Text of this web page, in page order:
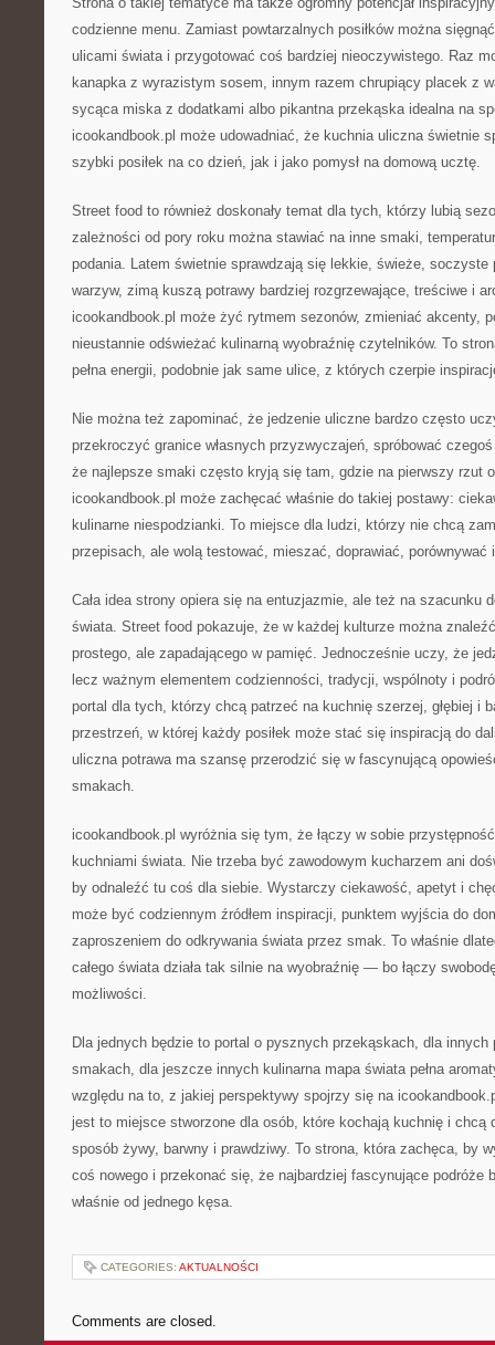
codzienne menu. Zamiast powtarzalnych posiłków można
ulicami świata i przygotować coś bardziej nieoczywistego. Raz
kanapka z wyrazistym sosem, innym razem chrupiący placek z
sycąca miska z dodatkami albo pikantna przekąska idealna na
icookandbook.pl może udowadniać, że kuchnia uliczna świetnie
szybki posiłek na co dzień, jak i jako pomysł na domową ucztę.
Street food to również doskonały temat dla tych, którzy lubią
zależności od pory roku można stawiać na inne smaki,
podania. Latem świetnie sprawdzają się lekkie, świeże, soczyste
warzyw, zimą kuszą potrawy bardziej rozgrzewające, treściwe i
icookandbook.pl może żyć rytmem sezonów, zmieniać akcenty,
nieustannie odświeżać kulinarną wyobraźnię czytelników. To
pełna energii, podobnie jak same ulice, z których czerpie
Nie można też zapominać, że jedzenie uliczne bardzo często
przekroczyć granice własnych przyzwyczajeń, spróbować
że najlepsze smaki często kryją się tam, gdzie na pierwszy rzut
icookandbook.pl może zachęcać właśnie do takiej postawy:
kulinarne niespodzianki. To miejsce dla ludzi, którzy nie chcą
przepisach, ale wolą testować, mieszać, doprawiać, porównywać
Cała idea strony opiera się na entuzjazmie, ale też na szacunku
świata. Street food pokazuje, że w każdej kulturze można
prostego, ale zapadającego w pamięć. Jednocześnie uczy, że
lecz ważnym elementem codzienności, tradycji, wspólnoty i
portal dla tych, którzy chcą patrzeć na kuchnię szerzej, głębiej i
przestrzeń, w której każdy posiłek może stać się inspiracją do
uliczna potrawa ma szansę przerodzić się w fascynującą
smakach.
icookandbook.pl wyróżnia się tym, że łączy w sobie
kuchniami świata. Nie trzeba być zawodowym kucharzem ani
by odnaleźć tu coś dla siebie. Wystarczy ciekawość, apetyt i
może być codziennym źródłem inspiracji, punktem wyjścia do
zaproszeniem do odkrywania świata przez smak. To właśnie
całego świata działa tak silnie na wyobraźnię — bo łączy
możliwości.
Dla jednych będzie to portal o pysznych przekąskach, dla innych
smakach, dla jeszcze innych kulinarna mapa świata pełna
względu na to, z jakiej perspektywy spojrzy się na
jest to miejsce stworzone dla osób, które kochają kuchnię i chcą
sposób żywy, barwny i prawdziwy. To strona, która zachęca, by
coś nowego i przekonać się, że najbardziej fascynujące podróże
właśnie od jednego kęsa.
CATEGORIES: AKTUALNOŚCI
Comments are closed.